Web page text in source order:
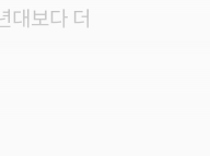
대보다 더